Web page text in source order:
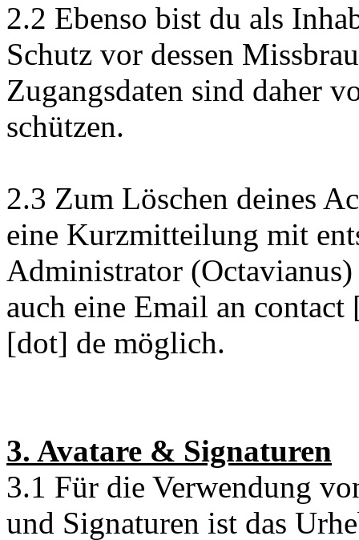
2.2 Ebenso bist du als
Schutz vor dessen
Zugangsdaten sind daher
schützen.
2.3 Zum Löschen deines
eine Kurzmitteilung mit
Administrator
auch eine Email an
[dot] de möglich.
3. Avatare & Signaturen
3.1 Für die Verwendung
und Signaturen ist das